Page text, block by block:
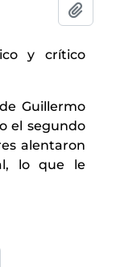
y crítico
Guillermo
el segundo
alentaron
lo que le